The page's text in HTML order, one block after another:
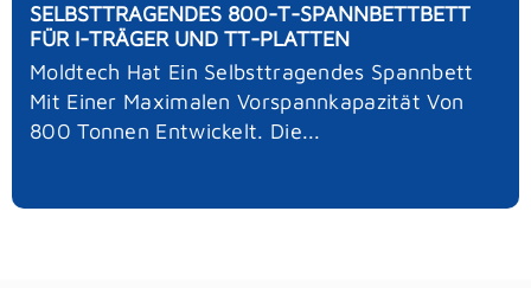
SELBSTTRAGENDES 800-T-SPANNBETTBETT
FÜR I-TRÄGER UND TT-PLATTEN
Moldtech Hat Ein Selbsttragendes Spannbett
Mit Einer Maximalen Vorspannkapazität Von
800 Tonnen Entwickelt. Die...